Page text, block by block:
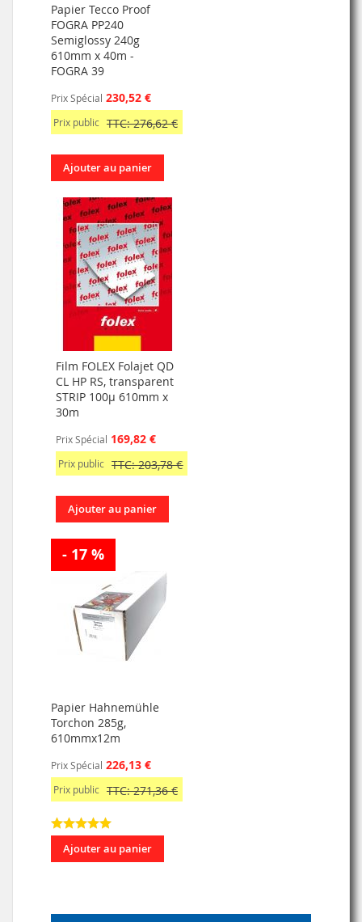
Papier Tecco Proof
FOGRA PP240
Semiglossy 240g
610mm x 40m -
FOGRA 39
Prix Spécial 230,52 €
Prix public TTC: 276,62 €
Ajouter au panier
Film FOLEX Folajet QD
CL HP RS, transparent
STRIP 100µ 610mm x
30m
Prix Spécial 169,82 €
Prix public TTC: 203,78 €
Ajouter au panier
- 17 %
Papier Hahnemühle
Torchon 285g,
610mmx12m
Prix Spécial 226,13 €
Prix public TTC: 271,36 €
Ajouter au panier